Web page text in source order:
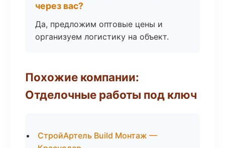
через вас?
Да, предложим оптовые цены и
организуем логистику на объект.
Похожие компании:
Отделочные работы под ключ
СтройАртель Build Монтаж —